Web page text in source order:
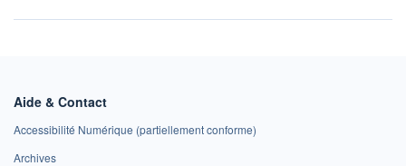
Aide & Contact
Accessibilité Numérique (partiellement conforme)
Archives